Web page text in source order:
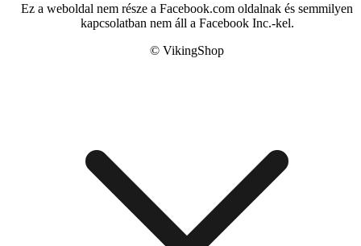
Ez a weboldal nem része a Facebook.com oldalnak és semmilyen
kapcsolatban nem áll a Facebook Inc.-kel.
© VikingShop